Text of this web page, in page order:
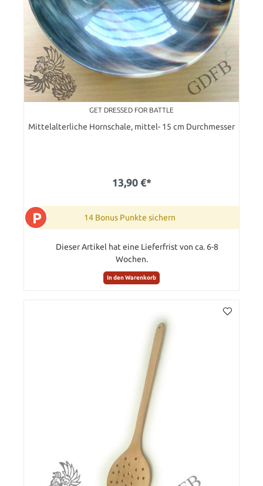
GET DRESSED FOR BATTLE
Mittelalterliche Hornschale, mittel- 15 cm Durchmesser
13,90 €*
P 14 Bonus Punkte sichern
Dieser Artikel hat eine Lieferfrist von ca. 6-8
Wochen.
In den Warenkorb